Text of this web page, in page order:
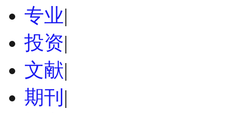
专业|
投资|
文献|
期刊 |